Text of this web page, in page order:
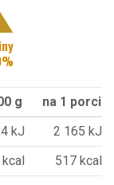
%
g
na 1 porci
kJ
2 165 kJ
517 kcal